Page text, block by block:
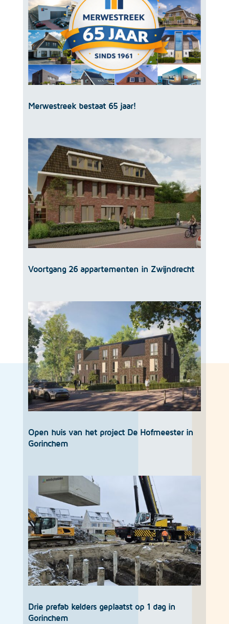
Merwestreek bestaat 65 jaar!
Voortgang 26 appartementen in Zwijndrecht
Open huis van het project De Hofmeester in
Gorinchem
Drie prefab kelders geplaatst op 1 dag in
Gorinchem